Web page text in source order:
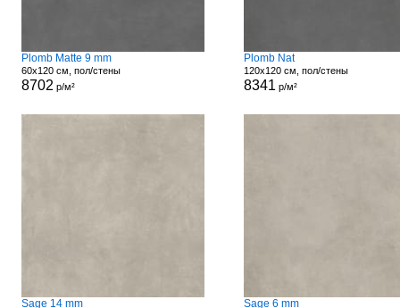
Plomb Matte 9 mm
60x120 см, пол/стены
8702 р/м²
Plomb Nat
120x120 см, пол/стены
8341 р/м²
Sage 14 mm Sage 6 mm